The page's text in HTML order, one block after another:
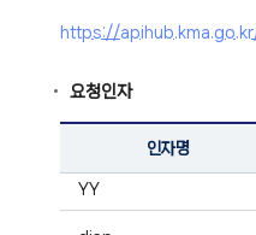
https://
요청인자
인자명
YY